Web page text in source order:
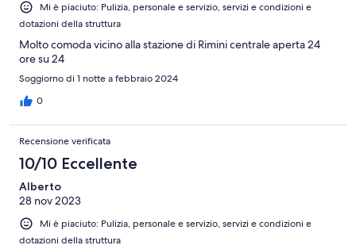
Mi è piaciuto: Pulizia, personale e servizio, servizi e condizioni e
dotazioni della struttura
Molto comoda vicino alla stazione di Rimini centrale aperta 24
ore su 24
Soggiorno di 1 notte a febbraio 2024
0
Recensione verificata
10/10 Eccellente
Alberto
28 nov 2023
Mi è piaciuto: Pulizia, personale e servizio, servizi e condizioni e
dotazioni della struttura